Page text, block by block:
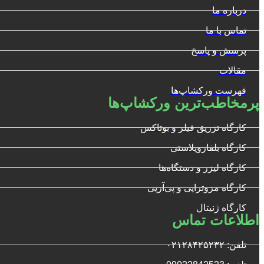
درباره ما
تماس با ما
پرسش و پاسخ
مقالات
فهرست ورکشاپ‌ها
پرمخاطب‌ترین ورکشاپ‌ها
کارگاه تزریق فیلر و بوتاکس
کارگاه بلفاروپلاستی
کارگاه لیزر و دستگاه‌ها
کارگاه مزوتراپی و پی‌آرپی
کارگاه ژنیتال
اطلاعات تماس
تلفن: ۰۲۱۲۸۴۲۵۲۳۲